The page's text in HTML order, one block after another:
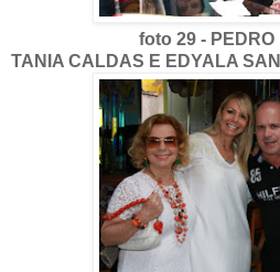
foto 29 - PEDRO
TANIA CALDAS E EDYALA